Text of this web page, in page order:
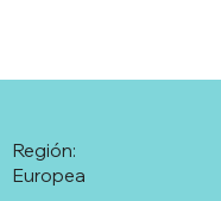
Europea
Región: